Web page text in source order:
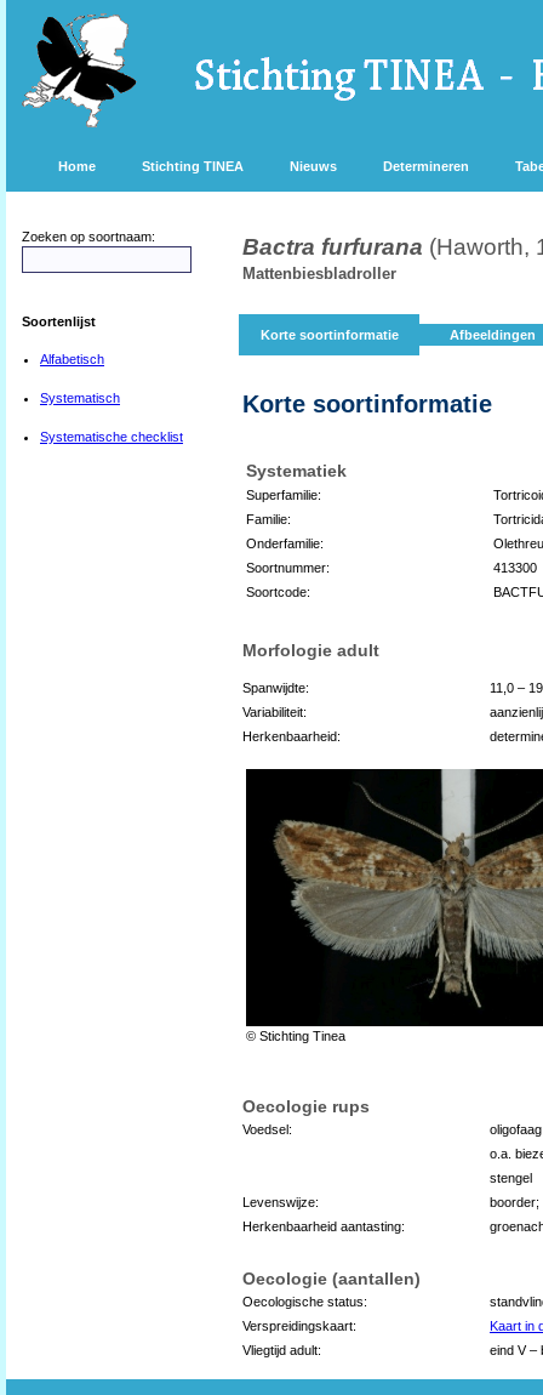
Home Stichting TINEA Nieuws Determineren
Zoeken op soortnaam:
Soortenlijst
Alfabetisch
Systematisch
Systematische checklist
Bactra furfurana (Haworth,
Mattenbiesbladroller
Korte soortinformatie Afbeeldingen
Korte soortinformatie
Systematiek
Superfamilie:
Familie:
Onderfamilie:
Soortnummer:
413300
Soortcode:
Morfologie adult
Spanwijdte:
11,0 –
Variabiliteit:
Herkenbaarheid:
© Stichting Tinea
Oecologie rups
Voedsel:
o.a.
stengel
Levenswijze:
boorder;
Herkenbaarheid aantasting:
Oecologie (aantallen)
Oecologische status:
Verspreidingskaart:
Kaart in
Vliegtijd adult:
eind V –